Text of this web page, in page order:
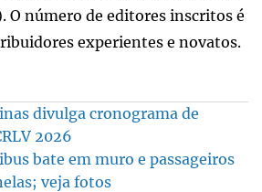
O número de editores inscritos é
experientes e novatos.
divulga cronograma de
2026
bate em muro e passageiros
veja fotos